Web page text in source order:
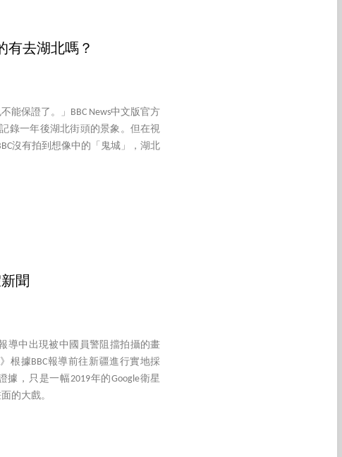
有去湖北嗎？
能保證了。」BBC News中文版官方
錄一年後湖北街頭的景象。但在視
沒有拍到想像中的「鬼城」，湖北
聞
導中出現被中國員警阻擋拍攝的畫
根據BBC報導前往新疆進行實地採
，只是一幅2019年的Google衛星
的大戲。